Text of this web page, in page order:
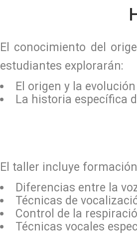
El conocimiento del
estudiantes explorarán:
El origen y la
La historia específica
El taller incluye
Diferencias entre la
Técnicas de
Control de la
Técnicas vocales